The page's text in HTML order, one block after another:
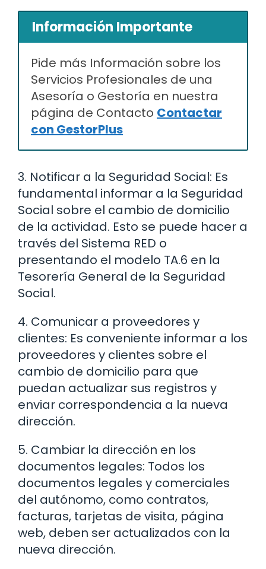
Información Importante
Pide más Información sobre los
Servicios Profesionales de una
Asesoría o Gestoría en nuestra
página de Contacto Contactar
con GestorPlus
3. Notificar a la Seguridad Social: Es
fundamental informar a la Seguridad
Social sobre el cambio de domicilio
de la actividad. Esto se puede hacer a
través del Sistema RED o
presentando el modelo TA.6 en la
Tesorería General de la Seguridad
Social.
4. Comunicar a proveedores y
clientes: Es conveniente informar a los
proveedores y clientes sobre el
cambio de domicilio para que
puedan actualizar sus registros y
enviar correspondencia a la nueva
dirección.
5. Cambiar la dirección en los
documentos legales: Todos los
documentos legales y comerciales
del autónomo, como contratos,
facturas, tarjetas de visita, página
web, deben ser actualizados con la
nueva dirección.